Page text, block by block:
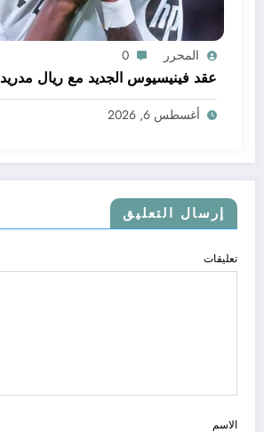
المحرر 0
عقد فينيسيوس الجديد مع ريال مدريد
أغسطس 6, 2026
إرسال التعليق
تعليقات
الاسم